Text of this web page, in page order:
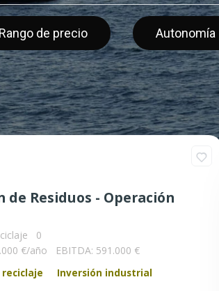
Rango de precio Autonomía
de Residuos - Operación
0
€/año
EBITDA: 591.000 €
reciclaje Inversión industrial